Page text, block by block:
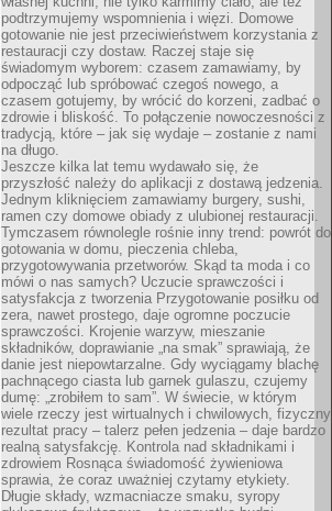
podtrzymujemy wspomnienia i więzi. Domowe
gotowanie nie jest przeciwieństwem korzystania z
restauracji czy dostaw. Raczej staje się
świadomym wyborem: czasem zamawiamy, by
odpocząć lub spróbować czegoś nowego, a
czasem gotujemy, by wrócić do korzeni, zadbać o
zdrowie i bliskość. To połączenie nowoczesności z
tradycją, które – jak się wydaje – zostanie z nami
na długo.
Jeszcze kilka lat temu wydawało się, że
przyszłość należy do aplikacji z dostawą jedzenia.
Jednym kliknięciem zamawiamy burgery, sushi,
ramen czy domowe obiady z ulubionej restauracji.
Tymczasem równolegle rośnie inny trend: powrót do
gotowania w domu, pieczenia chleba,
przygotowywania przetworów. Skąd ta moda i co
mówi o nas samych? Uczucie sprawczości i
satysfakcja z tworzenia Przygotowanie posiłku od
zera, nawet prostego, daje ogromne poczucie
sprawczości. Krojenie warzyw, mieszanie
składników, doprawianie „na smak” sprawiają, że
danie jest niepowtarzalne. Gdy wyciągamy blachę
pachnącego ciasta lub garnek gulaszu, czujemy
dumę: „zrobiłem to sam”. W świecie, w którym
wiele rzeczy jest wirtualnych i chwilowych, fizyczny
rezultat pracy – talerz pełen jedzenia – daje bardzo
realną satysfakcję. Kontrola nad składnikami i
zdrowiem Rosnąca świadomość żywieniowa
sprawia, że coraz uważniej czytamy etykiety.
Długie składy, wzmacniacze smaku, syropy